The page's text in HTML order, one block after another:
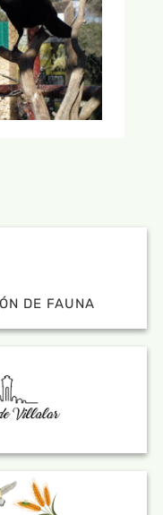
DE FAUNA